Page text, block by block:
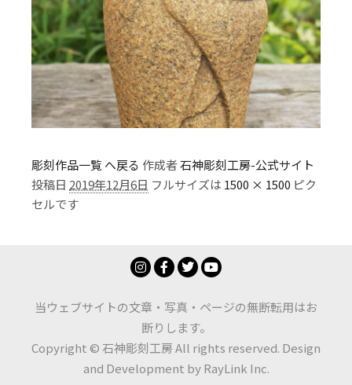
彫刻作品一覧 へ戻る 作成者石神彫刻工房-公式サイト
投稿日 2019年12月6日 フルサイズは 1500 × 1500 ピク
セルです
当ウェブサイトの文章・写真・ページの無断転用はお
断りします。
Copyright © 石神彫刻工房 All rights reserved. Design
and Development byRayLink Inc.